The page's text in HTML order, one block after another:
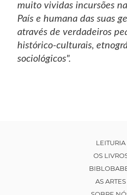
muito vividas incursões
País e humana das suas
através de verdadeiros
histórico-culturais,
sociológicos".
LEITURIA
OS
AS ARTES